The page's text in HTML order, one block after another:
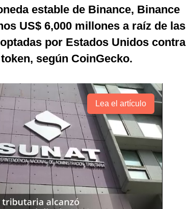
estable de Binance, Binance
US$ 6,000 millones a raíz de las
por Estados Unidos contra
según CoinGecko.
Lea el artículo